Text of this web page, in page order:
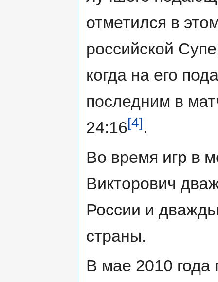
отметился в
российской
когда на его
последним в
24:16[4].
Во время игр в
Викторович
России и
страны.
В мае 2010